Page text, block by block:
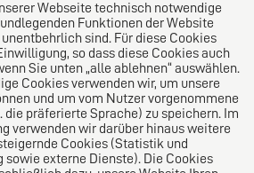
Aus Europa für die
Mittelstand.
Webseite technisch notwendige
Funktionen der Website
sind. Für diese Cookies
so dass diese Cookies auch
Sie unten „alle ablehnen“ auswählen.
Cookies verwenden wir, um unsere
und um vom Nutzer vorgenommene
die präferierte Sprache) zu speichern. Im
verwenden wir darüber hinaus weitere
Cookies (Statistik und
sowie externe Dienste). Die Cookies